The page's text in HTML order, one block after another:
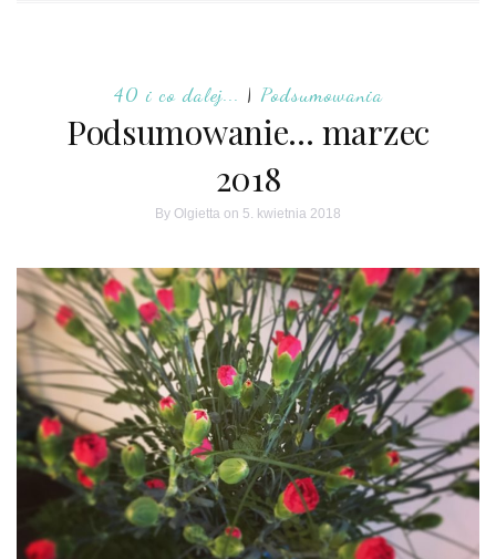
40 i co dalej... | Podsumowania
Podsumowanie… marzec
2018
By Olgietta on 5. kwietnia 2018